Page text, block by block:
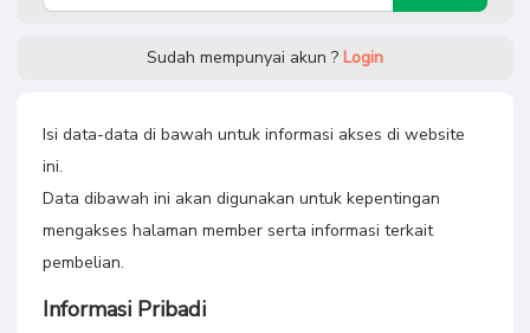
Sudah mempunyai akun ? Login
Isi data-data di bawah untuk informasi akses di website
ini.
Data dibawah ini akan digunakan untuk kepentingan
mengakses halaman member serta informasi terkait
pembelian.
Informasi Pribadi